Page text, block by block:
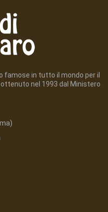
famose in tutto il mondo per il
ottenuto nel 1993 dal Ministero